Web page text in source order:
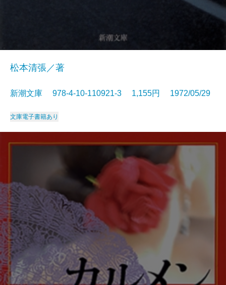
松本清張／著
新潮文庫 978-4-10-110921-3 1,155円 1972/05/29
文庫電子書籍あり